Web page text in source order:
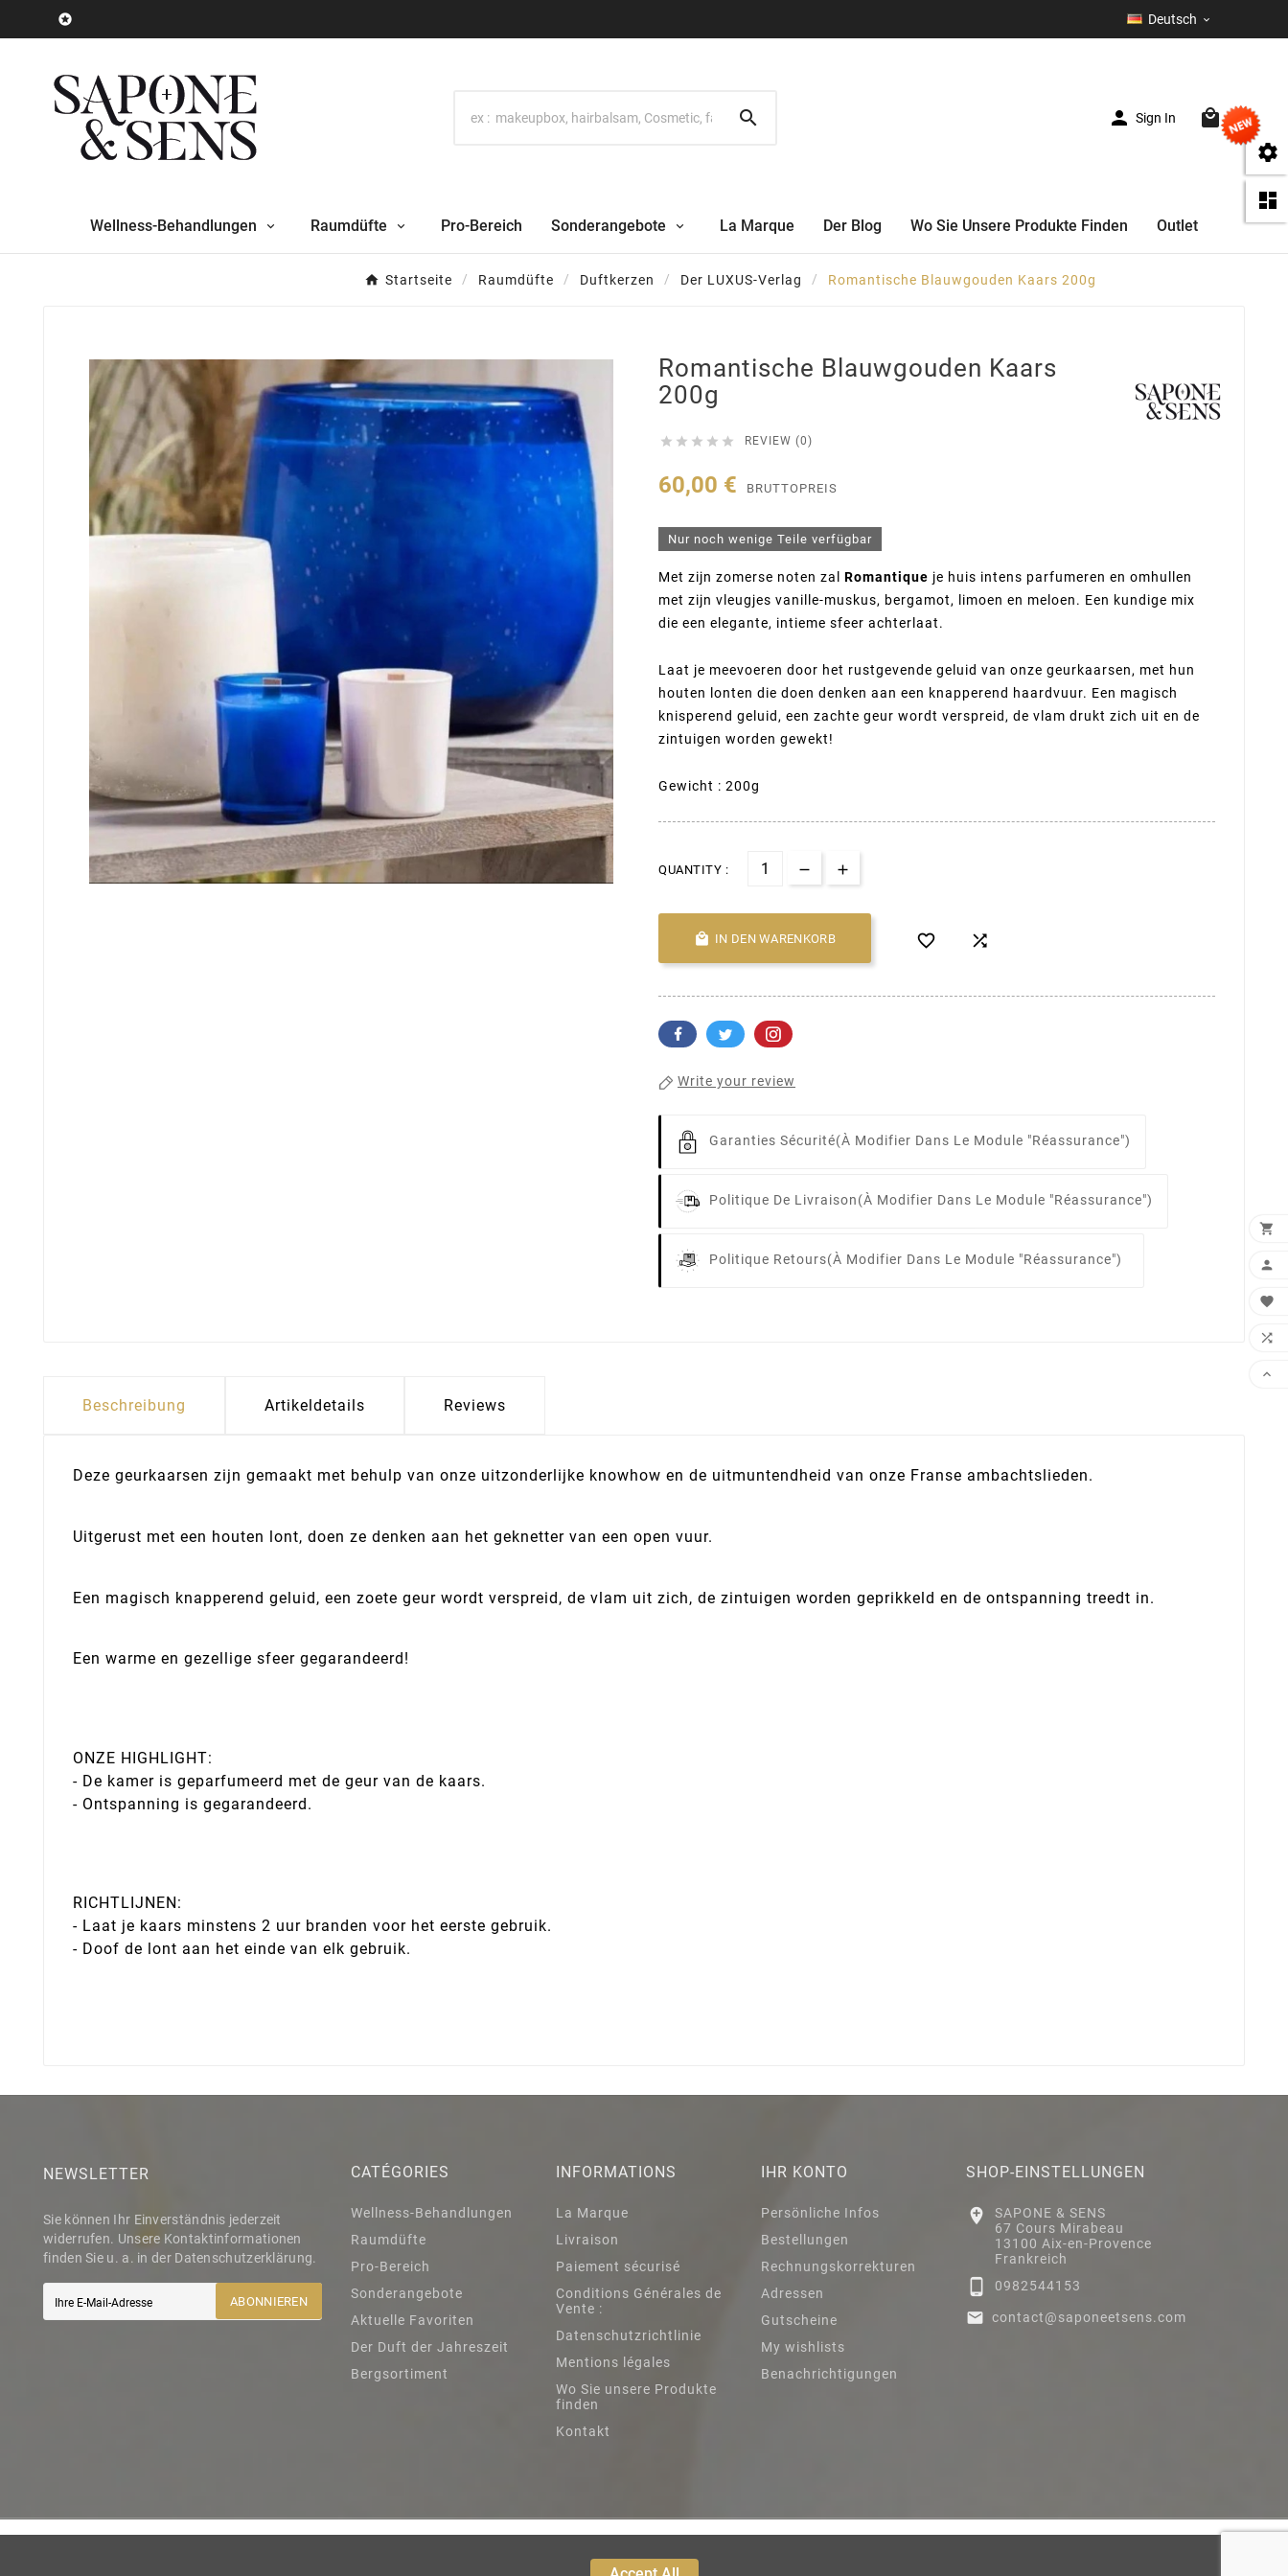


 Deutsch 
  Sign In (0)
Wellness-Behandlungen Raumdüfte Pro-Bereich Sonderangebote La Marque Der Blog Wo Sie Unsere Produkte Finden Outlet
Startseite Raumdüfte Duftkerzen Der LUXUS-Verlag Romantische Blauwgouden Kaars 200g
Romantische Blauwgouden Kaars
200g
     REVIEW (0)
60,00 € BRUTTOPREIS
Nur noch wenige Teile verfügbar
Met zijn zomerse noten zal Romantique je huis intens parfumeren en omhullen
met zijn vleugjes vanille-muskus, bergamot, limoen en meloen. Een kundige mix
die een elegante, intieme sfeer achterlaat.
Laat je meevoeren door het rustgevende geluid van onze geurkaarsen, met hun
houten lonten die doen denken aan een knapperend haardvuur. Een magisch
knisperend geluid, een zachte geur wordt verspreid, de vlam drukt zich uit en de
zintuigen worden gewekt!
Gewicht : 200g
QUANTITY :
 IN DEN WARENKORB  
Write your review
Garanties Sécurité(à Modifier Dans Le Module "Réassurance")
Politique De Livraison(à Modifier Dans Le Module "Réassurance")
Politique Retours(à Modifier Dans Le Module "Réassurance")
Beschreibung Artikeldetails Reviews
Deze geurkaarsen zijn gemaakt met behulp van onze uitzonderlijke knowhow en de uitmuntendheid van onze Franse ambachtslieden.
Uitgerust met een houten lont, doen ze denken aan het geknetter van een open vuur.
Een magisch knapperend geluid, een zoete geur wordt verspreid, de vlam uit zich, de zintuigen worden geprikkeld en de ontspanning treedt in.
Een warme en gezellige sfeer gegarandeerd!
ONZE HIGHLIGHT:
- De kamer is geparfumeerd met de geur van de kaars.
- Ontspanning is gegarandeerd.
RICHTLIJNEN:
- Laat je kaars minstens 2 uur branden voor het eerste gebruik.
- Doof de lont aan het einde van elk gebruik.
NEWSLETTER
Sie können Ihr Einverständnis jederzeit
widerrufen. Unsere Kontaktinformationen
finden Sie u. a. in der Datenschutzerklärung.
ABONNIEREN
CATÉGORIES
Wellness-Behandlungen
Raumdüfte
Pro-Bereich
Sonderangebote
Aktuelle Favoriten
Der Duft der Jahreszeit
Bergsortiment
INFORMATIONS
La Marque
Livraison
Paiement sécurisé
Conditions Générales de
Vente :
Datenschutzrichtlinie
Mentions légales
Wo Sie unsere Produkte
finden
Kontakt
IHR KONTO
Persönliche Infos
Bestellungen
Rechnungskorrekturen
Adressen
Gutscheine
My wishlists
Benachrichtigungen
SHOP-EINSTELLUNGEN

SAPONE & SENS
67 Cours Mirabeau
13100 Aix-en-Provence
Frankreich
 0982544153
 contact@saponeetsens.com




